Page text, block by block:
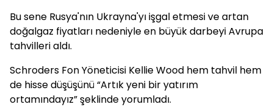
Bu sene Rusya'nın Ukrayna'yı işgal etmesi ve artan
doğalgaz fiyatları nedeniyle en büyük darbeyi Avrupa
tahvilleri aldı.
Schroders Fon Yöneticisi Kellie Wood hem tahvil hem
de hisse düşüşünü “Artık yeni bir yatırım
ortamındayız” şeklinde yorumladı.